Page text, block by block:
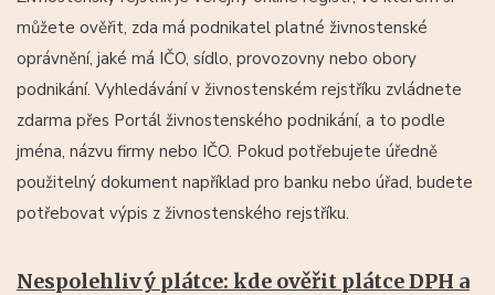
můžete ověřit, zda má podnikatel platné živnostenské
oprávnění, jaké má IČO, sídlo, provozovny nebo obory
podnikání. Vyhledávání v živnostenském rejstříku zvládnete
zdarma přes Portál živnostenského podnikání, a to podle
jména, názvu firmy nebo IČO. Pokud potřebujete úředně
použitelný dokument například pro banku nebo úřad, budete
potřebovat výpis z živnostenského rejstříku.
Nespolehlivý plátce: kde ověřit plátce DPH a